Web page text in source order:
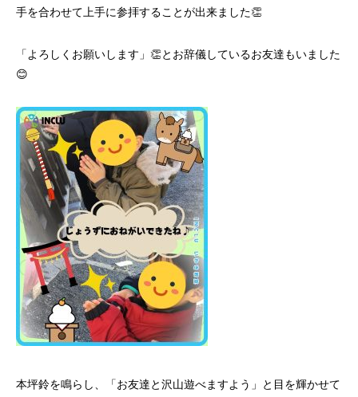
手を合わせて上手に参拝することが出来ました👏
「よろしくお願いします」👏とお辞儀しているお友達もいました
😊
本坪鈴を鳴らし、「お友達と沢山遊べますよう」と目を輝かせて